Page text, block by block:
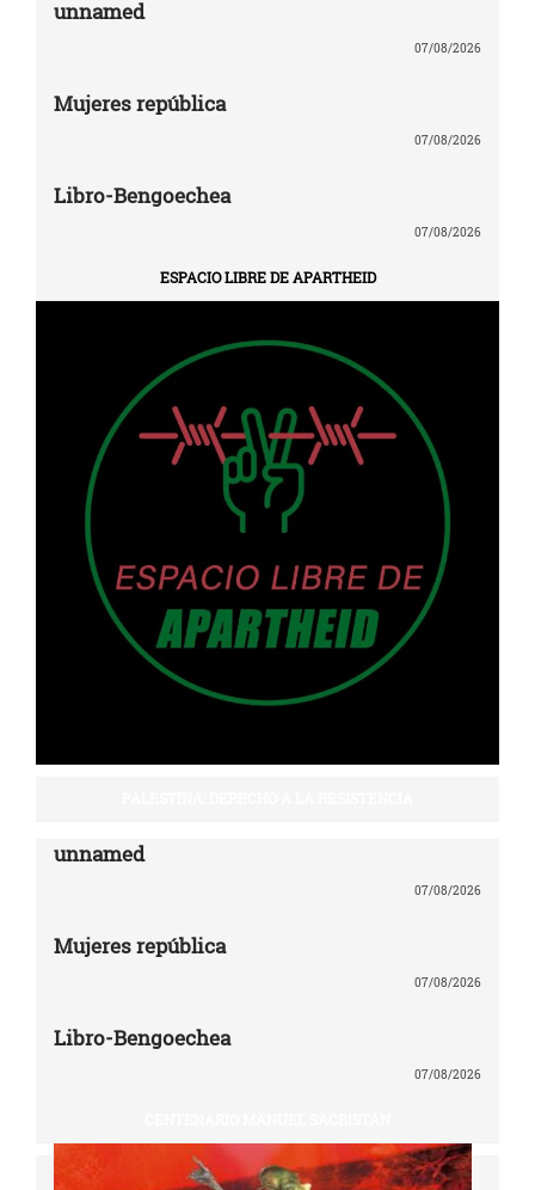
unnamed
07/08/2026
Mujeres república
07/08/2026
Libro-Bengoechea
07/08/2026
ESPACIO LIBRE DE APARTHEID
unnamed
07/08/2026
Mujeres república
07/08/2026
Libro-Bengoechea
07/08/2026